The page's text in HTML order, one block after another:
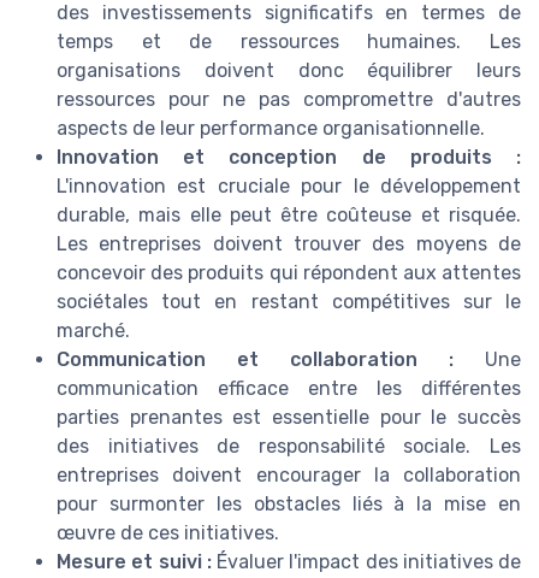
des investissements significatifs en termes de
temps et de ressources humaines. Les
organisations doivent donc équilibrer leurs
ressources pour ne pas compromettre d'autres
aspects de leur performance organisationnelle.
Innovation et conception de produits :
L'innovation est cruciale pour le développement
durable, mais elle peut être coûteuse et risquée.
Les entreprises doivent trouver des moyens de
concevoir des produits qui répondent aux attentes
sociétales tout en restant compétitives sur le
marché.
Communication et collaboration : Une
communication efficace entre les différentes
parties prenantes est essentielle pour le succès
des initiatives de responsabilité sociale. Les
entreprises doivent encourager la collaboration
pour surmonter les obstacles liés à la mise en
œuvre de ces initiatives.
Mesure et suivi :Évaluer l'impact des initiatives de